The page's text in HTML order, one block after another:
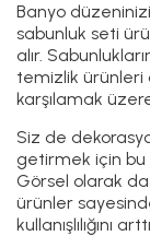
Banyo
sabunluk seti
alır.
temizlik ürünleri
karşılamak
Siz de
getirmek için bu
Görsel olarak
ürünler
kullanışlılığını